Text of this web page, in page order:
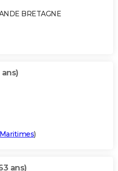
BRETAGNE
ans)
)
ans)